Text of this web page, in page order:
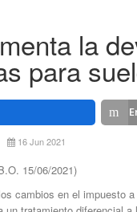
la
para
16 Jun 2021
15/06/2021)
cambios en el impuesto